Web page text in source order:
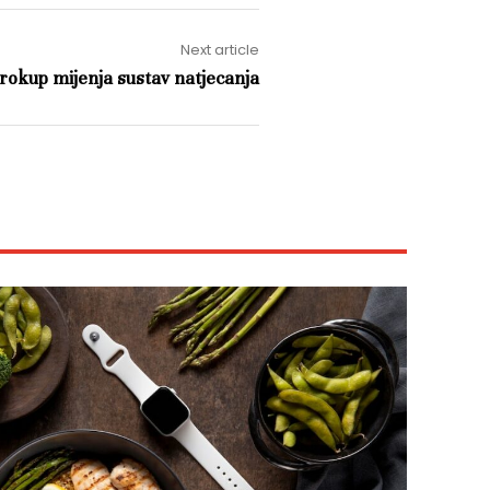
Next article
mijenja sustav natjecanja